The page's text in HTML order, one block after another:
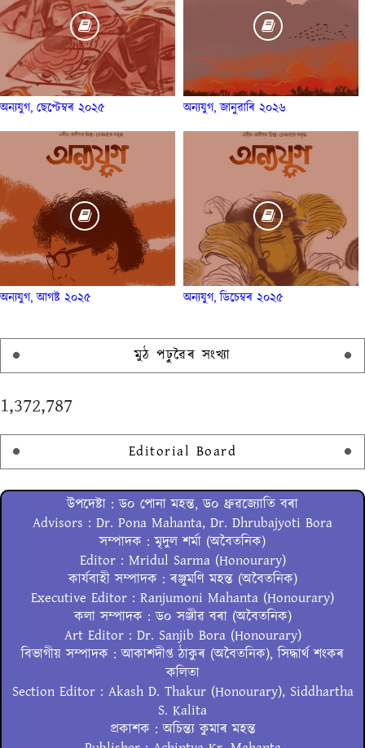
অন্যযুগ, ছেপ্টেম্বৰ ২০২৫ অন্যযুগ, জানুৱাৰি ২০২৬
অন্যযুগ, আগষ্ট ২০২৫ অন্যযুগ, ডিচেম্বৰ ২০২৫
মুঠ পঢ়ুৱৈৰ সংখ্যা
1,372,787
Editorial Board
উপদেষ্টা : ড০ পোনা মহন্ত, ড০ ধ্ৰুৱজ্যোতি বৰা
Advisors : Dr. Pona Mahanta, Dr. Dhrubajyoti Bora
সম্পাদক : মৃদুল শৰ্মা (অবৈতনিক)
Editor : Mridul Sarma (Honourary)
কাৰ্যবাহী সম্পাদক : ৰঞ্জুমণি মহন্ত (অবৈতনিক)
Executive Editor : Ranjumoni Mahanta (Honourary)
কলা সম্পাদক : ড০ সঞ্জীৱ বৰা (অবৈতনিক)
Art Editor : Dr. Sanjib Bora (Honourary)
বিভাগীয় সম্পাদক : আকাশদীপ্ত ঠাকুৰ (অবৈতনিক), সিদ্ধাৰ্থ শংকৰ
কলিতা
Section Editor : Akash D. Thakur (Honourary), Siddhartha
S. Kalita
প্ৰকাশক : অচিন্ত্য কুমাৰ মহন্ত